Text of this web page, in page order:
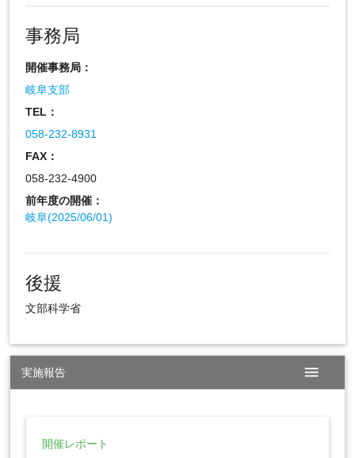
事務局
開催事務局：
岐阜支部
TEL：
058-232-8931
FAX：
058-232-4900
前年度の開催：
岐阜(2025/06/01)
後援
文部科学省
実施報告 menu
開催レポート